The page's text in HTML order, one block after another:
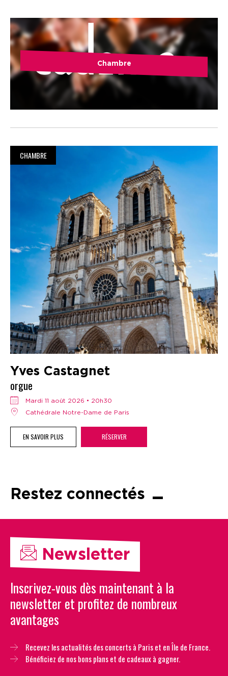
Chambre
CHAMBRE
Yves Castagnet
orgue
mardi 11 août 2026 • 20h30
Cathédrale Notre-Dame de Paris
EN SAVOIR PLUS RÉSERVER
Restez connectés
Newsletter
Inscrivez-vous dès maintenant à la
newsletter et profitez de nombreux
avantages
Recevez les actualités des concerts à Paris et en Île de France.
Bénéficiez de nos bons plans et de cadeaux à gagner.